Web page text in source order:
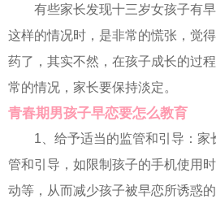
有些家长发现十三岁女孩子有
这样的情况时，是非常的慌张，觉
药了，其实不然，在孩子成长的过
常的情况，家长要保持淡定。
青春期男孩子早恋要怎么教育
1、给予适当的监管和引导：家
管和引导，如限制孩子的手机使用
动等，从而减少孩子被早恋所诱惑的